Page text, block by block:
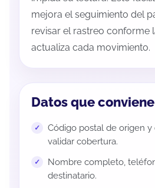
mejora el seguimiento del
revisar el rastreo conforme
actualiza cada movimiento.
Datos que
Código postal de origen y
validar cobertura.
Nombre completo,
destinatario.